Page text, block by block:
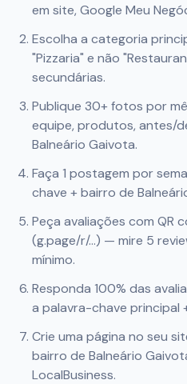
em site, Google Meu
Escolha a categoria
"Pizzaria" e não
secundárias.
Publique 30+ fotos por
equipe, produtos, antes/
Balneário Gaivota.
Faça 1 postagem por
chave + bairro de
Peça avaliações com QR
(g.page/r/...) — mire 5
mínimo.
Responda 100% das
a palavra-chave principal
Crie uma página no seu
bairro de Balneário
LocalBusiness.